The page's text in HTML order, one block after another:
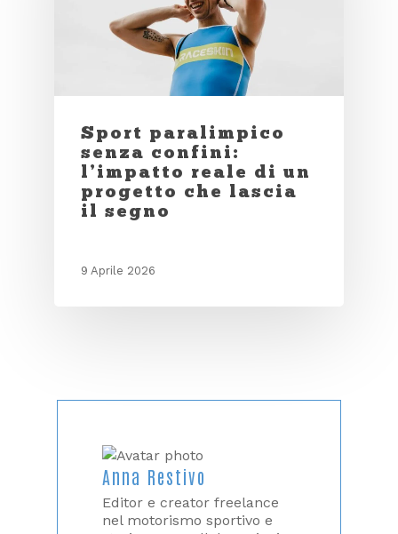
Sport paralimpico
senza confini:
l’impatto reale di un
progetto che lascia
il segno
9 Aprile 2026
Anna Restivo
Editor e creator freelance
nel motorismo sportivo e